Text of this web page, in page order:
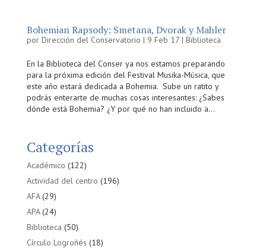
Bohemian Rapsody: Smetana, Dvorak y Mahler
por Dirección del Conservatorio | 9 Feb 17| Biblioteca
En la Biblioteca del Conser ya nos estamos preparando
para la próxima edición del Festival Musika-Música, que
este año estará dedicada a Bohemia. Sube un ratito y
podrás enterarte de muchas cosas interesantes: ¿Sabes
dónde está Bohemia? ¿Y por qué no han incluido a...
Categorías
Académico (122)
Actividad del centro (196)
AFA(29)
APA(24)
Biblioteca (50)
Círculo Logroñés (18)